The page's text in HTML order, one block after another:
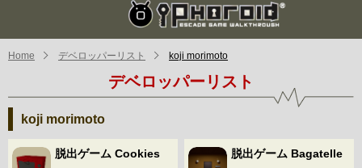
Mute
Home デベロッパーリスト koji morimoto
デベロッパーリスト
koji morimoto
脱出ゲーム Cookies 脱出ゲーム Bagatelle